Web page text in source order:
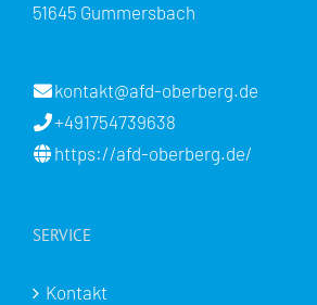
51645 Gummersbach
kontakt@afd-oberberg.de
+491754739638
https://afd-oberberg.de/
SERVICE
Kontakt